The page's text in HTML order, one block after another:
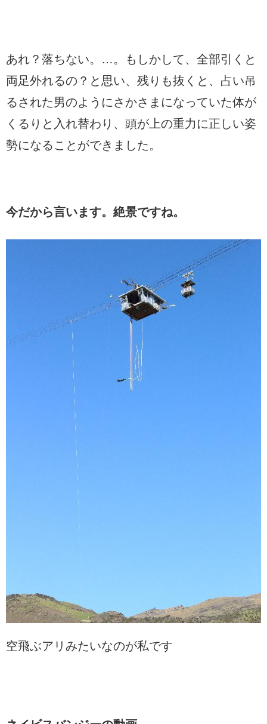
あれ？落ちない。…。もしかして、全部引くと
両足外れるの？と思い、残りも抜くと、占い吊
るされた男のようにさかさまになっていた体が
くるりと入れ替わり、頭が上の重力に正しい姿
勢になることができました。
今だから言います。絶景ですね。
空飛ぶアリみたいなのが私です